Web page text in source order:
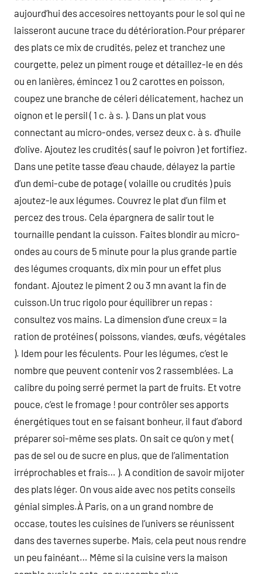
aujourd’hui des accesoires nettoyants pour le sol qui ne
laisseront aucune trace du détérioration.Pour préparer
des plats ce mix de crudités, pelez et tranchez une
courgette, pelez un piment rouge et détaillez-le en dés
ou en lanières, émincez 1 ou 2 carottes en poisson,
coupez une branche de céleri délicatement, hachez un
oignon et le persil ( 1 c. à s. ). Dans un plat vous
connectant au micro-ondes, versez deux c. à s. d’huile
d’olive. Ajoutez les crudités ( sauf le poivron ) et fortifiez.
Dans une petite tasse d’eau chaude, délayez la partie
d’un demi-cube de potage ( volaille ou crudités ) puis
ajoutez-le aux légumes. Couvrez le plat d’un film et
percez des trous. Cela épargnera de salir tout le
tournaille pendant la cuisson. Faites blondir au micro-
ondes au cours de 5 minute pour la plus grande partie
des légumes croquants, dix min pour un effet plus
fondant. Ajoutez le piment 2 ou 3 mn avant la fin de
cuisson.Un truc rigolo pour équilibrer un repas :
consultez vos mains. La dimension d’une creux = la
ration de protéines ( poissons, viandes, œufs, végétales
). Idem pour les féculents. Pour les légumes, c’est le
nombre que peuvent contenir vos 2 rassemblées. La
calibre du poing serré permet la part de fruits. Et votre
pouce, c’est le fromage ! pour contrôler ses apports
énergétiques tout en se faisant bonheur, il faut d’abord
préparer soi-même ses plats. On sait ce qu’on y met (
pas de sel ou de sucre en plus, que de l’alimentation
irréprochables et frais… ). A condition de savoir mijoter
des plats léger. On vous aide avec nos petits conseils
génial simples.À Paris, on a un grand nombre de
occase, toutes les cuisines de l’univers se réunissent
dans des tavernes superbe. Mais, cela peut nous rendre
un peu fainéant… Même si la cuisine vers la maison